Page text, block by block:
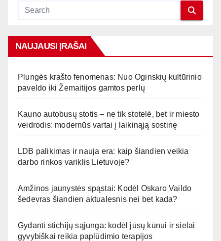
NAUJAUSI ĮRAŠAI
Plungės krašto fenomenas: Nuo Oginskių kultūrinio
paveldo iki Žemaitijos gamtos perlų
Kauno autobusų stotis – ne tik stotelė, bet ir miesto
veidrodis: modernūs vartai į laikinąją sostinę
LDB palikimas ir nauja era: kaip šiandien veikia
darbo rinkos variklis Lietuvoje?
Amžinos jaunystės spąstai: Kodėl Oskaro Vaildo
šedevras šiandien aktualesnis nei bet kada?
Gydanti stichijų sąjunga: kodėl jūsų kūnui ir sielai
gyvybiškai reikia paplūdimio terapijos